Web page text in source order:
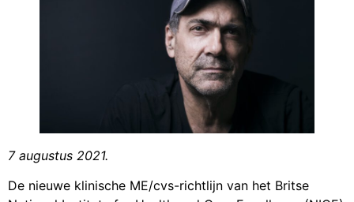
7 augustus 2021.
De nieuwe klinische ME/cvs-richtlijn van het Britse